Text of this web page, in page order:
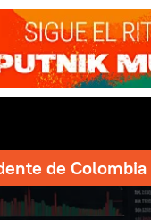
de Colombia